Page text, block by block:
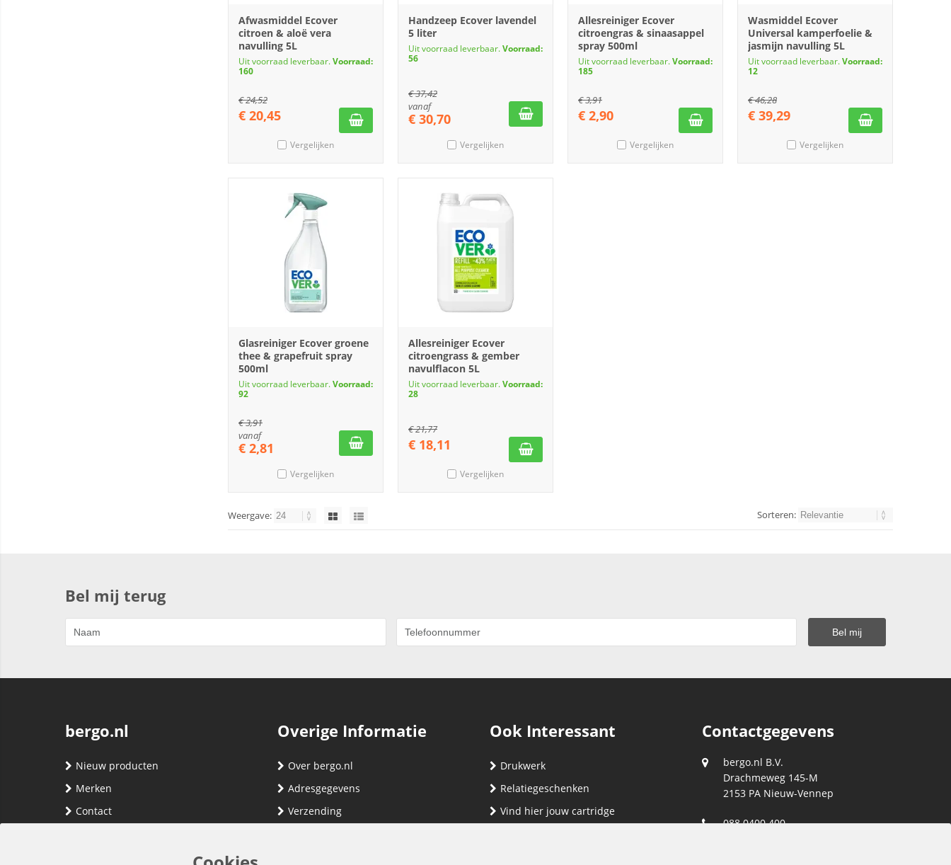
Afwasmiddel Ecover
citroen & aloë vera
navulling 5L
Uit voorraad leverbaar.Voorraad:
160
€24,52
€ 20,45
Vergelijken
Handzeep Ecover lavendel
5 liter
Uit voorraad leverbaar.Voorraad:
56
€37,42
vanaf
€ 30,70
Vergelijken
Allesreiniger Ecover
citroengras & sinaasappel
spray 500ml
Uit voorraad leverbaar.Voorraad:
185
€3,91
€ 2,90
Vergelijken
Wasmiddel Ecover
Universal kamperfoelie &
jasmijn navulling 5L
Uit voorraad leverbaar.Voorraad:
12
€46,28
€ 39,29
Vergelijken
Glasreiniger Ecover groene
thee & grapefruit spray
500ml
Uit voorraad leverbaar.Voorraad:
92
€3,91
vanaf
€ 2,81
Vergelijken
Allesreiniger Ecover
citroengrass & gember
navulflacon 5L
Uit voorraad leverbaar.Voorraad:
28
€21,77
€ 18,11
Vergelijken
Weergave: Sorteren:
Bel mij terug
bergo.nl
Nieuw producten
Merken
Contact
Overige Informatie
Over bergo.nl
Adresgegevens
Verzending
Ook Interessant
Drukwerk
Relatiegeschenken
Vind hier jouw cartridge
Contactgegevens
bergo.nl B.V.
Drachmeweg 145-M
2153 PA Nieuw-Vennep
088 0400 400